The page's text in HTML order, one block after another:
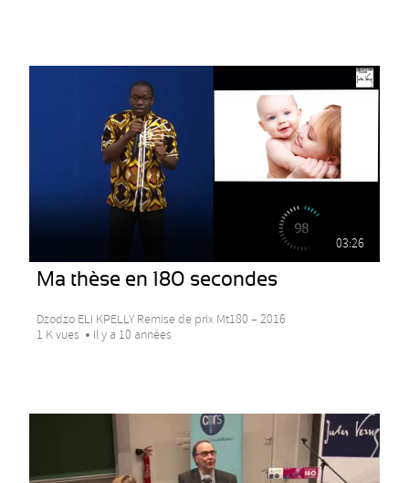
03:26
Ma thèse en 180 secondes
Dzodzo ELI KPELLY Remise de prix Mt180 – 2016
1 K vues
Il y a 10 années